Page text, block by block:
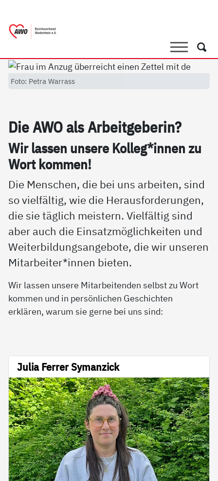
SucheSuche
Foto: Petra Warrass
Die AWO als Ar­beit­ge­be­rin?
Wir las­sen un­se­re Kol­leg*in­nen zu
Wort kom­men!
Die Menschen, die bei uns arbeiten, sind
so vielfältig, wie die Herausforderungen,
die sie täglich meistern. Vielfältig sind
aber auch die Einsatzmöglichkeiten und
Weiterbildungsangebote, die wir unseren
Mitarbeiter*innen bieten.
Wir lassen unsere Mitarbeitenden selbst zu Wort
kommen und in persönlichen Geschichten
erklären, warum sie gerne bei uns sind:
Julia Ferrer Symanzick